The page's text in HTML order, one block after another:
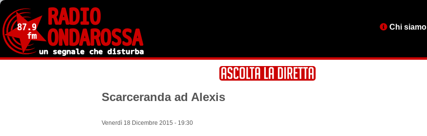
Salta
contenuto
principale
MenuChi siamo
Scarceranda ad Alexis
Venerdì 18 Dicembre 2015 - 19:30